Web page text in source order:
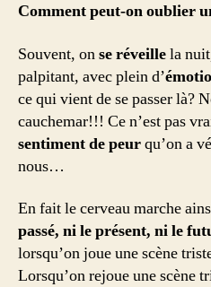
Comment peut-on oublier
Souvent, onse réveillela
palpitant, avec plein d’
ce qui vient de se passer là?
cauchemar!!! Ce n’est pas
sentiment de peurqu’on a
nous…
En fait le cerveau marche
passé, ni le présent, ni le
lorsqu’on joue une scène
Lorsqu’on rejoue une scène